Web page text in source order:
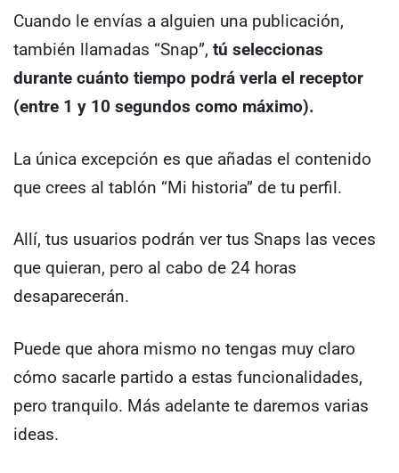
Cuando le envías a alguien una publicación,
también llamadas “Snap”, tú seleccionas
durante cuánto tiempo podrá verla el receptor
(entre 1 y 10 segundos como máximo).
La única excepción es que añadas el contenido
que crees al tablón “Mi historia” de tu perfil.
Allí, tus usuarios podrán ver tus Snaps las veces
que quieran, pero al cabo de 24 horas
desaparecerán.
Puede que ahora mismo no tengas muy claro
cómo sacarle partido a estas funcionalidades,
pero tranquilo. Más adelante te daremos varias
ideas.